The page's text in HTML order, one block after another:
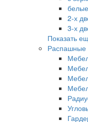
белые
2-х
3-х
Показать